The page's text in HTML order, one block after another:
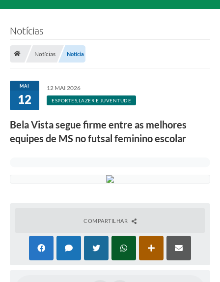
Notícias
Notícias Notícia
MAI
12
12 MAI 2026
ESPORTES,LAZER E JUVENTUDE
Bela Vista segue firme entre as melhores
equipes de MS no futsal feminino escolar
COMPARTILHAR